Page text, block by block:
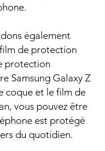
également
de protection
protection
Samsung Galaxy Z
coque et le film de
vous pouvez être
est protégé
du quotidien.